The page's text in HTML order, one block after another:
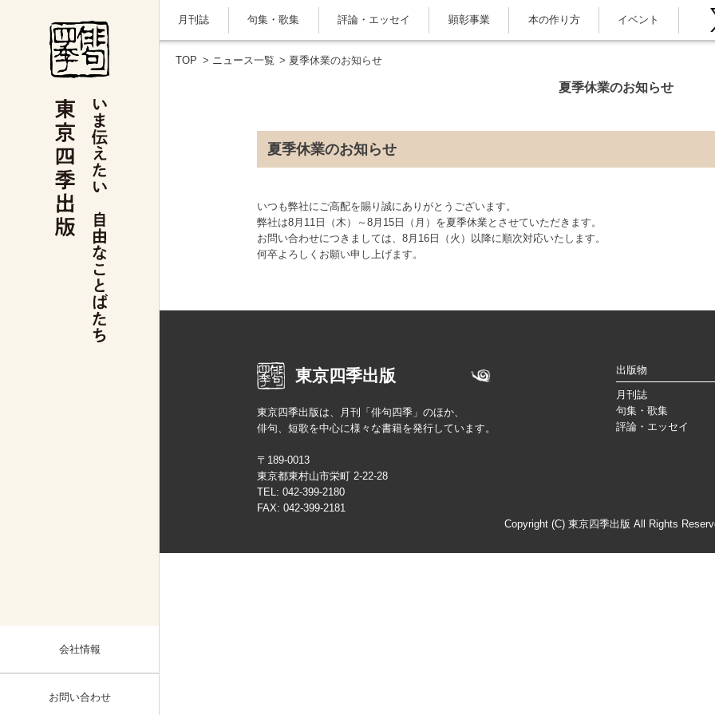
月刊誌 句集・歌集 評論・エッセイ 顕彰事業 本の作り方 イベント
会社情報
お問い合わせ
TOP > ニュース一覧 > 夏季休業のお知らせ
夏季休業のお知らせ
夏季休業のお知らせ
いつも弊社にご高配を賜り誠にありがとうございます。
弊社は8月11日（木）～8月15日（月）を夏季休業とさせていただきます。
お問い合わせにつきましては、8月16日（火）以降に順次対応いたします。
何卒よろしくお願い申し上げます。
東京四季出版
東京四季出版は、月刊「俳句四季」のほか、
俳句、短歌を中心に様々な書籍を発行しています。
〒189-0013
東京都東村山市栄町 2-22-28
TEL: 042-399-2180
FAX: 042-399-2181
出版物
月刊誌
句集・歌集
評論・エッセイ
Copyright (C) 東京四季出版 All Rights